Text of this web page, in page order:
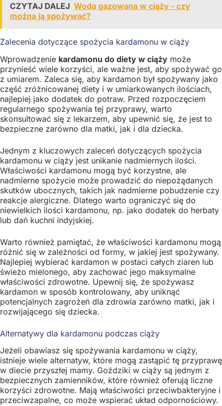
CZYTAJ DALEJ Woda gazowana w ciąży - czy
można ją spożywać?
Zalecenia dotyczące spożycia kardamonu w ciąży
Wprowadzenie kardamonu do diety w ciąży może
przynieść wiele korzyści, ale ważne jest, aby spożywać go
z umiarem. Zaleca się, aby kardamon był spożywany jako
część zróżnicowanej diety i w umiarkowanych ilościach,
najlepiej jako dodatek do potraw. Przed rozpoczęciem
regularnego spożywania tej przyprawy, warto
skonsultować się z lekarzem, aby upewnić się, że jest to
bezpieczne zarówno dla matki, jak i dla dziecka.
Jednym z kluczowych zaleceń dotyczących spożycia
kardamonu w ciąży jest unikanie nadmiernych ilości.
Właściwości kardamonu mogą być korzystne, ale
nadmierne spożycie może prowadzić do niepożądanych
skutków ubocznych, takich jak nadmierne pobudzenie czy
reakcje alergiczne. Dlatego warto ograniczyć się do
niewielkich ilości kardamonu, np. jako dodatek do herbaty
lub dań kuchni indyjskiej.
Warto również pamiętać, że właściwości kardamonu mogą
różnić się w zależności od formy, w jakiej jest spożywany.
Najlepiej wybierać kardamon w postaci całych ziaren lub
świeżo mielonego, aby zachować jego maksymalne
właściwości zdrowotne. Upewnij się, że spożywasz
kardamon w sposób kontrolowany, aby uniknąć
potencjalnych zagrożeń dla zdrowia zarówno matki, jak i
rozwijającego się dziecka.
Alternatywy dla kardamonu podczas ciąży
Jeżeli obawiasz się spożywania kardamonu w ciąży,
istnieje wiele alternatyw, które mogą zastąpić tę przyprawę
w diecie przyszłej mamy. Goździki w ciąży są jednym z
bezpiecznych zamienników, które również oferują liczne
korzyści zdrowotne. Mają właściwości przeciwbakteryjne i
przeciwzapalne, co może wspierać układ odpornościowy.